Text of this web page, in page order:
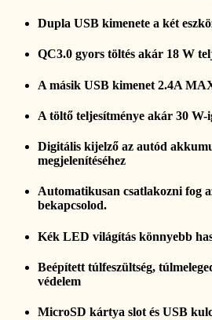
Dupla USB kimenete a két
QC3.0 gyors töltés akár 18 W
A másik USB kimenet 2.4A
A töltő teljesítménye akár 30 W-
Digitális kijelző az autód
megjelenítéséhez
Automatikusan csatlakozni fog
bekapcsolod.
Kék LED világítás könnyebb
Beépített túlfeszültség,
védelem
MicroSD kártya slot és USB